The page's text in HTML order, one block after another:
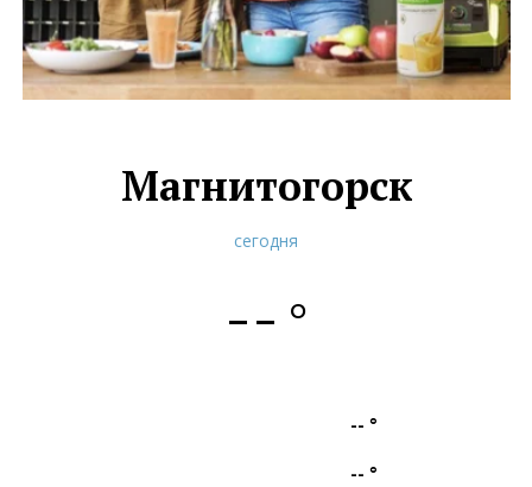
Магнитогорск
сегодня
-- °
-- °
-- °